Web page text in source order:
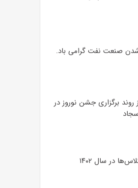
صنعت نفت گرامی باد.
روند برگزاری جشن نوروز در
در سال ۱۴۰۲